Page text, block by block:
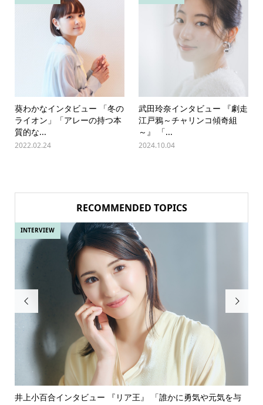
葵わかなインタビュー 「冬の
ライオン」「アレーの持つ本
質的な...
2022.02.24
武田玲奈インタビュー 『劇走
江戸鴉～チャリンコ傾奇組
～』 「...
2024.10.04
RECOMMENDED TOPICS

や元気を与
古川雄輝×長野凌大（原因は自分にある。）インタビ
INTERVIEW
